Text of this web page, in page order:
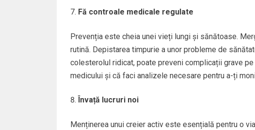
Fă controale medicale regulate
Prevenția este cheia unei vieți lungi și sănătoase.
rutină. Depistarea timpurie a unor probleme de
colesterolul ridicat, poate preveni complicații grave
medicului și că faci analizele necesare pentru a-ți
Învață lucruri noi
Menținerea unui creier activ este esențială pentru o